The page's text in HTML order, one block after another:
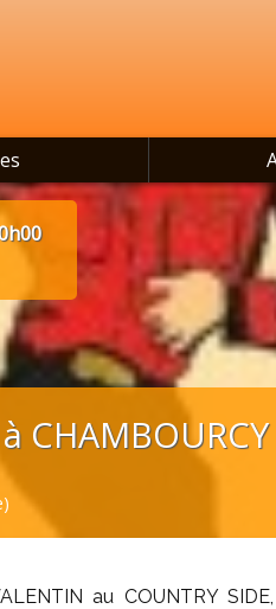
au COUNTRY